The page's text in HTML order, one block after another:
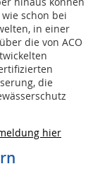
schon bei
in einer
die von ACO
die
hier